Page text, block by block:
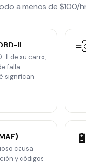
a menos de $100/
II
II de su carro,
falla
significan
causa
y códigos
🔋